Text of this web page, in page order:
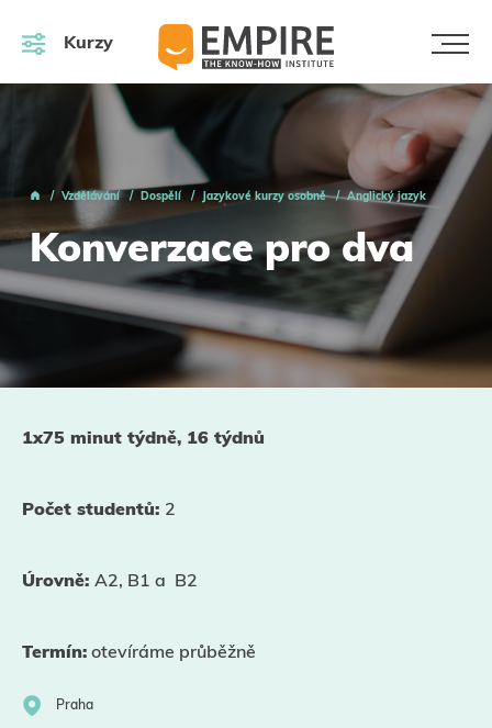
Kurzy
Vzdělávání Dospělí Jazykové kurzy osobně Anglický jazyk
Konverzace pro dva
1x75 minut týdně, 16 týdnů
Počet studentů: 2
Úrovně: A2, B1 a B2
Termín: otevíráme průběžně
Praha